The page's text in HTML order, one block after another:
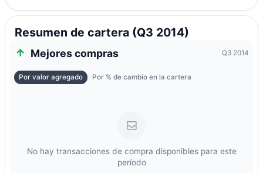
Resumen de cartera (Q3 2014)
Mejores compras Q3 2014
Por valor agregado Por % de cambio en la cartera
No hay transacciones de compra disponibles para este
período